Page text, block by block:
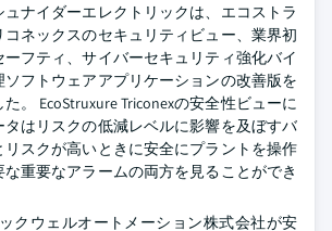
ナイダーエレクトリックは、エコストラ
コネックスのセキュリティビュー、業界初
フティ、サイバーセキュリティ強化バイ
フトウェアアプリケーションの改善版を
。 EcoStruxure Triconexの安全性ビューに
タはリスクの低減レベルに影響を及ぼすバ
リスクが高いときに安全にプラントを操作
重要なアラームの両方を見ることができ
クウェルオートメーション株式会社が安